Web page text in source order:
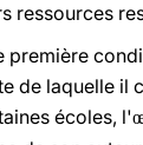
ressources
première
de laquelle il
écoles, l'